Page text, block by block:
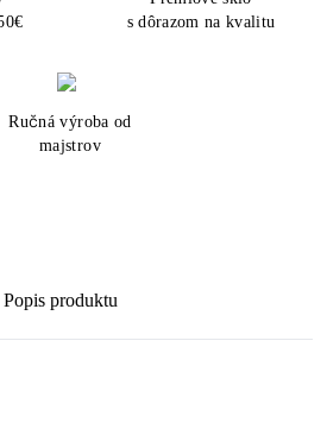
s dôrazom na kvalitu
Ručná výroba od
majstrov
Popis produktu